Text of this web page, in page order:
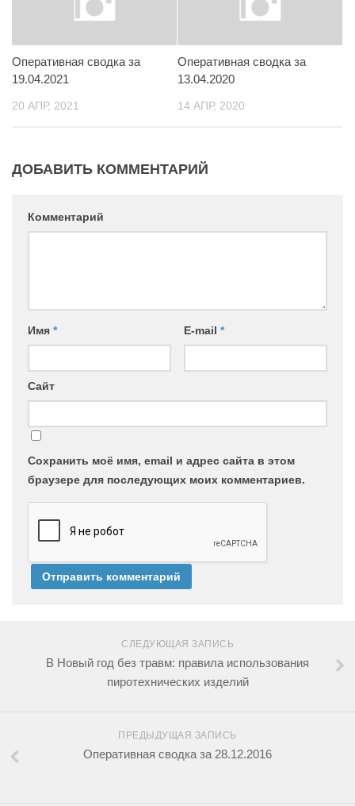
Оперативная сводка за
19.04.2021
20 АПР, 2021
Оперативная сводка за
13.04.2020
14 АПР, 2020
ДОБАВИТЬ КОММЕНТАРИЙ
Комментарий
Имя * E-mail *
Сайт
Сохранить моё имя, email и адрес сайта в этом
браузере для последующих моих комментариев.
СЛЕДУЮЩАЯ ЗАПИСЬ
В Новый год без травм: правила использования
пиротехнических изделий
ПРЕДЫДУЩАЯ ЗАПИСЬ
Оперативная сводка за 28.12.2016